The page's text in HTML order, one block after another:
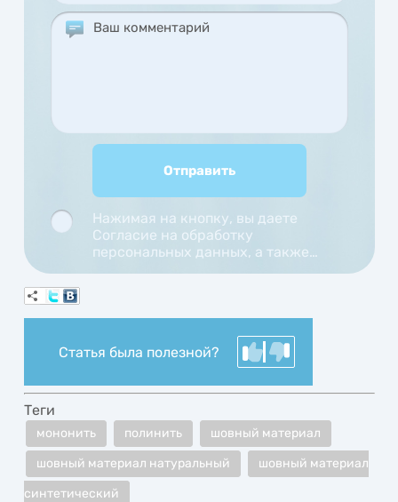
Нажимая на кнопку, вы даете
Согласие на обработку
персональных данных, а также
Статья была полезной?
Теги
мононить полинить
шовный материал
шовный материал натуральный
шовный материал
синтетический